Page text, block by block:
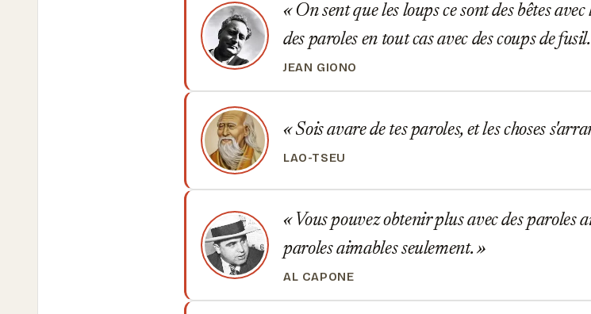
On sent que les loups ce sont des bêtes
des paroles en tout cas avec des coups de
JEAN GIONO
Sois avare de tes paroles, et les choses
LAO-TSEU
Vous pouvez obtenir plus avec des paroles
paroles aimables seulement.
AL CAPONE